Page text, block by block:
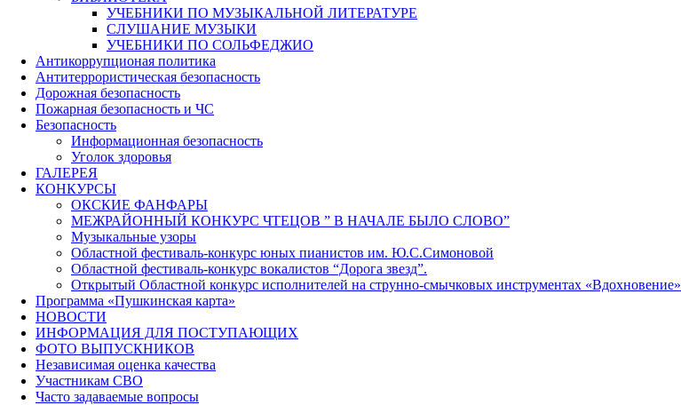
УЧЕБНИКИ ПО МУЗЫКАЛЬНОЙ ЛИТЕРАТУРЕ
СЛУШАНИЕ МУЗЫКИ
УЧЕБНИКИ ПО СОЛЬФЕДЖИО
Антикоррупционая политика
Антитеррористическая безопасность
Дорожная безопасность
Пожарная безопасность и ЧС
Безопасность
Информационная безопасность
Уголок здоровья
ГАЛЕРЕЯ
КОНКУРСЫ
ОКСКИЕ ФАНФАРЫ
МЕЖРАЙОННЫЙ КОНКУРС ЧТЕЦОВ ” В НАЧАЛЕ БЫЛО СЛОВО”
Музыкальные узоры
Областной фестиваль-конкурс юных пианистов им. Ю.С.Симоновой
Областной фестиваль-конкурс вокалистов “Дорога звезд”.
Открытый Областной конкурс исполнителей на струнно-смычковых инструментах «Вдохновение»
Программа «Пушкинская карта»
НОВОСТИ
ИНФОРМАЦИЯ ДЛЯ ПОСТУПАЮЩИХ
ФОТО ВЫПУСКНИКОВ
Независимая оценка качества
Участникам СВО
Часто задаваемые вопросы